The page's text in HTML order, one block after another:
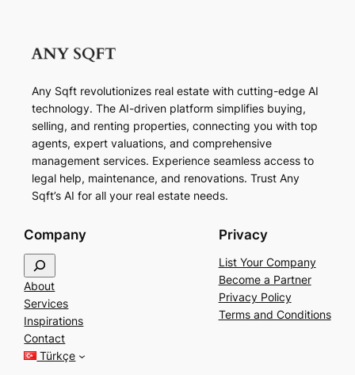
Any Sqft revolutionizes real estate with cutting-edge AI
technology. The AI-driven platform simplifies buying,
selling, and renting properties, connecting you with top
agents, expert valuations, and comprehensive
management services. Experience seamless access to
legal help, maintenance, and renovations. Trust Any
Sqft’s AI for all your real estate needs.
Company
e
a
r
c
h
About
Services
Inspirations
Contact
Türkçe
Privacy
List Your Company
Become a Partner
Privacy Policy
Terms and Conditions